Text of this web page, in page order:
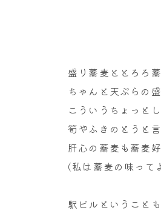
盛り蕎麦ととろろ
ちゃんと天ぷらの
こういうちょっと
筍やふきのとうと
肝心の蕎麦も蕎麦
(私は蕎麦の味って
駅ビルということ